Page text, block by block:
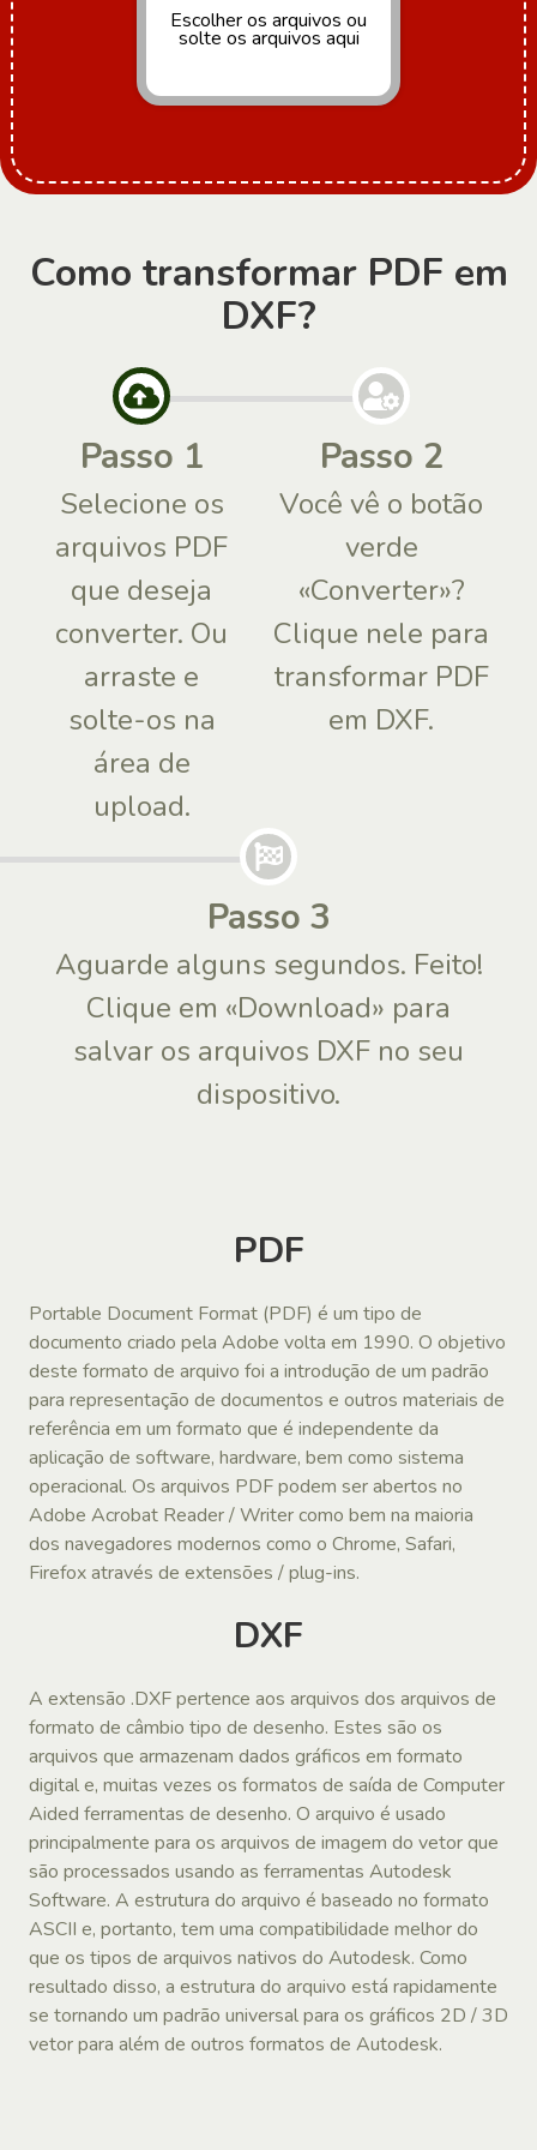
Escolher os arquivos ou
solte os arquivos aqui
Como transformar PDF em
DXF?
Passo 1
Selecione os
arquivos PDF
que deseja
converter. Ou
arraste e
solte-os na
área de
upload.
Passo 2
Você vê o botão
verde
«Converter»?
Clique nele para
transformar PDF
em DXF.
Passo 3
Aguarde alguns segundos. Feito!
Clique em «Download» para
salvar os arquivos DXF no seu
dispositivo.
PDF
Portable Document Format (PDF) é um tipo de
documento criado pela Adobe volta em 1990. O objetivo
deste formato de arquivo foi a introdução de um padrão
para representação de documentos e outros materiais de
referência em um formato que é independente da
aplicação de software, hardware, bem como sistema
operacional. Os arquivos PDF podem ser abertos no
Adobe Acrobat Reader / Writer como bem na maioria
dos navegadores modernos como o Chrome, Safari,
Firefox através de extensões / plug-ins.
DXF
A extensão .DXF pertence aos arquivos dos arquivos de
formato de câmbio tipo de desenho. Estes são os
arquivos que armazenam dados gráficos em formato
digital e, muitas vezes os formatos de saída de Computer
Aided ferramentas de desenho. O arquivo é usado
principalmente para os arquivos de imagem do vetor que
são processados ​​usando as ferramentas Autodesk
Software. A estrutura do arquivo é baseado no formato
ASCII e, portanto, tem uma compatibilidade melhor do
que os tipos de arquivos nativos do Autodesk. Como
resultado disso, a estrutura do arquivo está rapidamente
se tornando um padrão universal para os gráficos 2D / 3D
vetor para além de outros formatos de Autodesk.